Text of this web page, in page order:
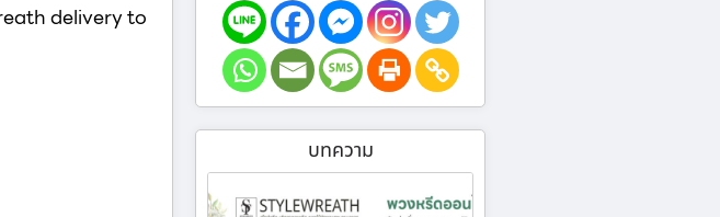
delivery to
บทความ